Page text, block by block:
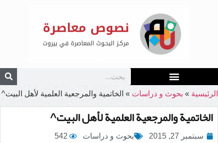
الرئيسية » بحوث و دراسات » الخاتمية والمرجعية العلمية لأهل البيت^
الخاتمية والمرجعية العلمية لأهل البيت^
سبتمبر 27, 2015 بحوث و دراسات
542